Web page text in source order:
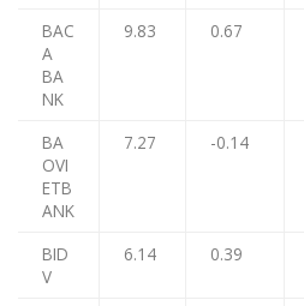
BAC
A
BA
NK
9.83 0.67
BA
OVI
ETB
ANK
7.27 -0.14
BID
V
6.14 0.39